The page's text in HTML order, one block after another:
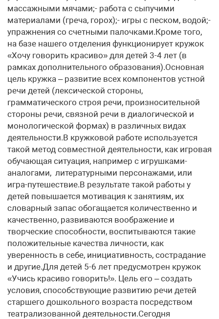
массажными мячами;- работа с сыпучими
материалами (греча, горох);- игры с песком, водой;-
упражнения со счетными палочками.Кроме того,
на базе нашего отделения функционирует кружок
«Хочу говорить красиво» для детей 3-4 лет (в
рамках дополнительного образования).Основная
цель кружка – развитие всех компонентов устной
речи детей (лексической стороны,
грамматического строя речи, произносительной
стороны речи, связной речи в диалогической и
монологической формах) в различных видах
деятельности.В кружковой работе используется
такой метод совместной деятельности, как игровая
обучающая ситуация, например с игрушками-
аналогами, литературными персонажами, или
игра-путешествие.В результате такой работы у
детей повышается мотивация к занятиям, их
словарный запас обогащается количественно и
качественно, развиваются воображение и
творческие способности, воспитываются такие
положительные качества личности, как
уверенность в себе, инициативность, сострадание
и другие.Для детей 5-6 лет предусмотрен кружок
«Учись красиво говорить!». Цель его – создать
условия, способствующие развитию речи детей
старшего дошкольного возраста посредством
театрализованной деятельности.Сегодня